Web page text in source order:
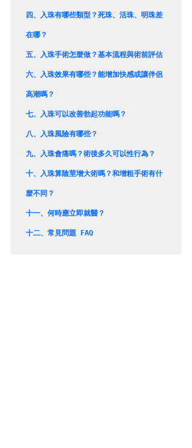
四、 入珠有哪些類型？死珠、活珠、明珠差
在哪？
五、 入珠手術怎麼做？基本流程與術前評估
六、 入珠效果有哪些？能增加快感或讓伴侶
高潮嗎？
七、 入珠可以改善勃起功能嗎？
八、 入珠風險有哪些？
九、 入珠會痛嗎？術後多久可以性行為？
十、入珠算陰莖增大術嗎？和增粗手術有什
麼不同？
十一、 何時應立即就醫？
十二、 常見問題 FAQ